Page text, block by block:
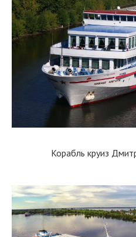
Корабль круиз